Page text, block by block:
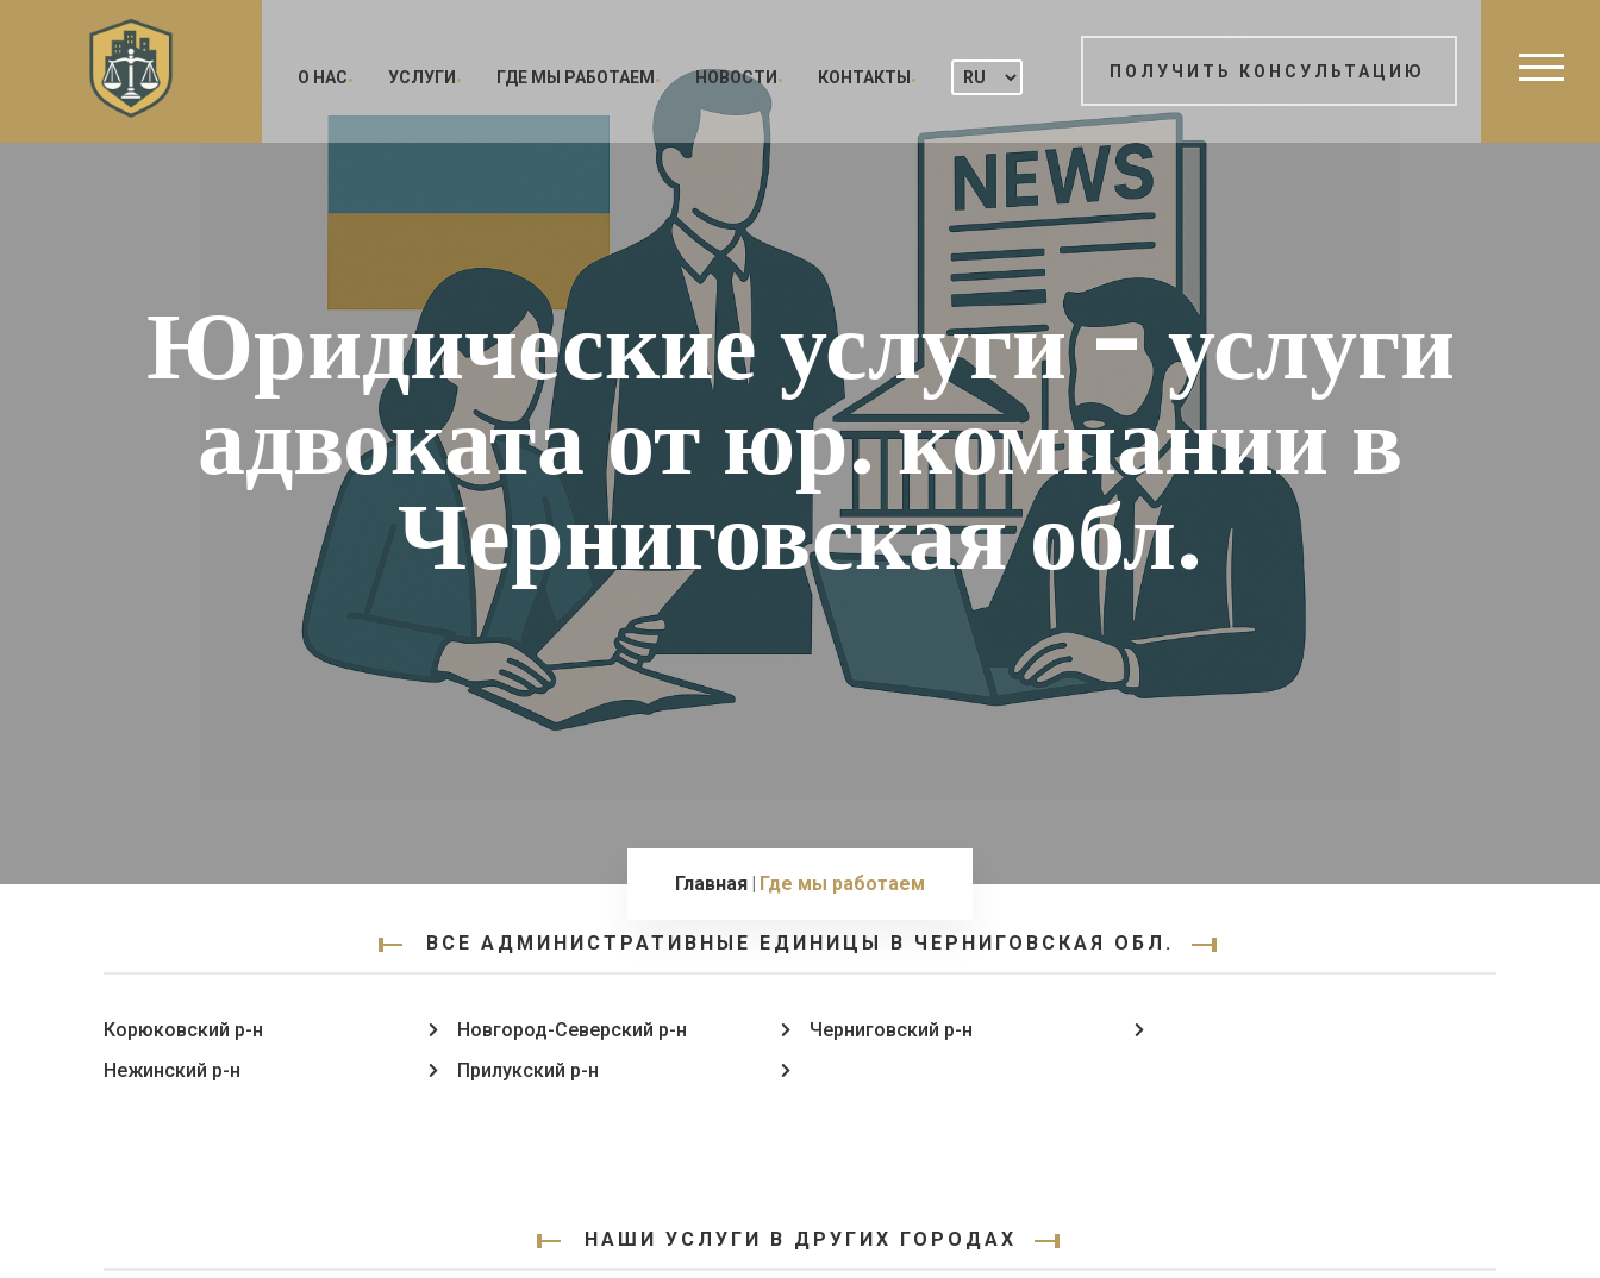
О НАС УСЛУГИ ГДЕ МЫ РАБОТАЕМ НОВОСТИ КОНТАКТЫ ПОЛУЧИТЬ КОНСУЛЬТАЦИЮ
Юридические услуги - услуги
адвоката от юр. компании в
Черниговская обл.
Главная Где мы работаем
ВСЕ АДМИНИСТРАТИВНЫЕ ЕДИНИЦЫ В ЧЕРНИГОВСКАЯ ОБЛ.
Корюковский р-н
Нежинский р-н
Новгород-Северский р-н
Прилукский р-н
Черниговский р-н
НАШИ УСЛУГИ В ДРУГИХ ГОРОДАХ